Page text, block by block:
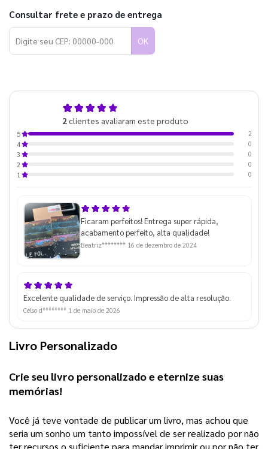
Consultar frete e prazo de entrega
OK
2clientes avaliaram este produto
5
2
4
0
3
0
2
0
1
0
Ficaram perfeitos! Entrega super rápida,
acabamento perfeito, alta qualidade!
Beatriz******** 16 de dezembro de 2024
Excelente qualidade de serviço. Impressão de alta resolução.
Celso d******** 1 de maio de 2026
Livro Personalizado
Crie seu livro personalizado e eternize suas
memórias!
Você já teve vontade de publicar um livro, mas achou que
seria um sonho um tanto impossível de ser realizado por não